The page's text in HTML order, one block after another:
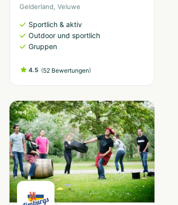
Gelderland, Veluwe
Sportlich & aktiv
Outdoor und sportlich
Gruppen
4.5 (52 Bewertungen)